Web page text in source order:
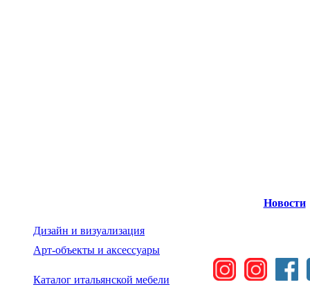
Дизайн и визуализация
Арт-объекты и аксессуары
Каталог итальянской мебели
Новости